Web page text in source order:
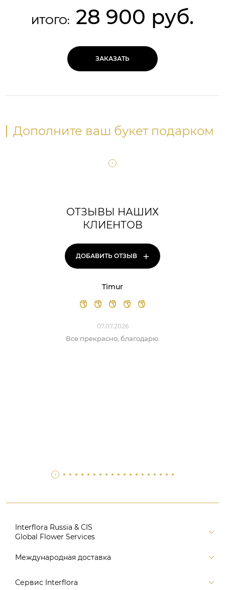
ИТОГО: 28 900 руб.
ЗАКАЗАТЬ
Дополните ваш букет подарком
ОТЗЫВЫ НАШИХ
КЛИЕНТОВ
ДОБАВИТЬ ОТЗЫВ +
Timur
07.07.2026
Все прекрасно, благодарю.
Interflora Russia & CIS
Global Flower Services
Версия для печати
Поиск
Международная доставка
Россия
Сервис Interflora